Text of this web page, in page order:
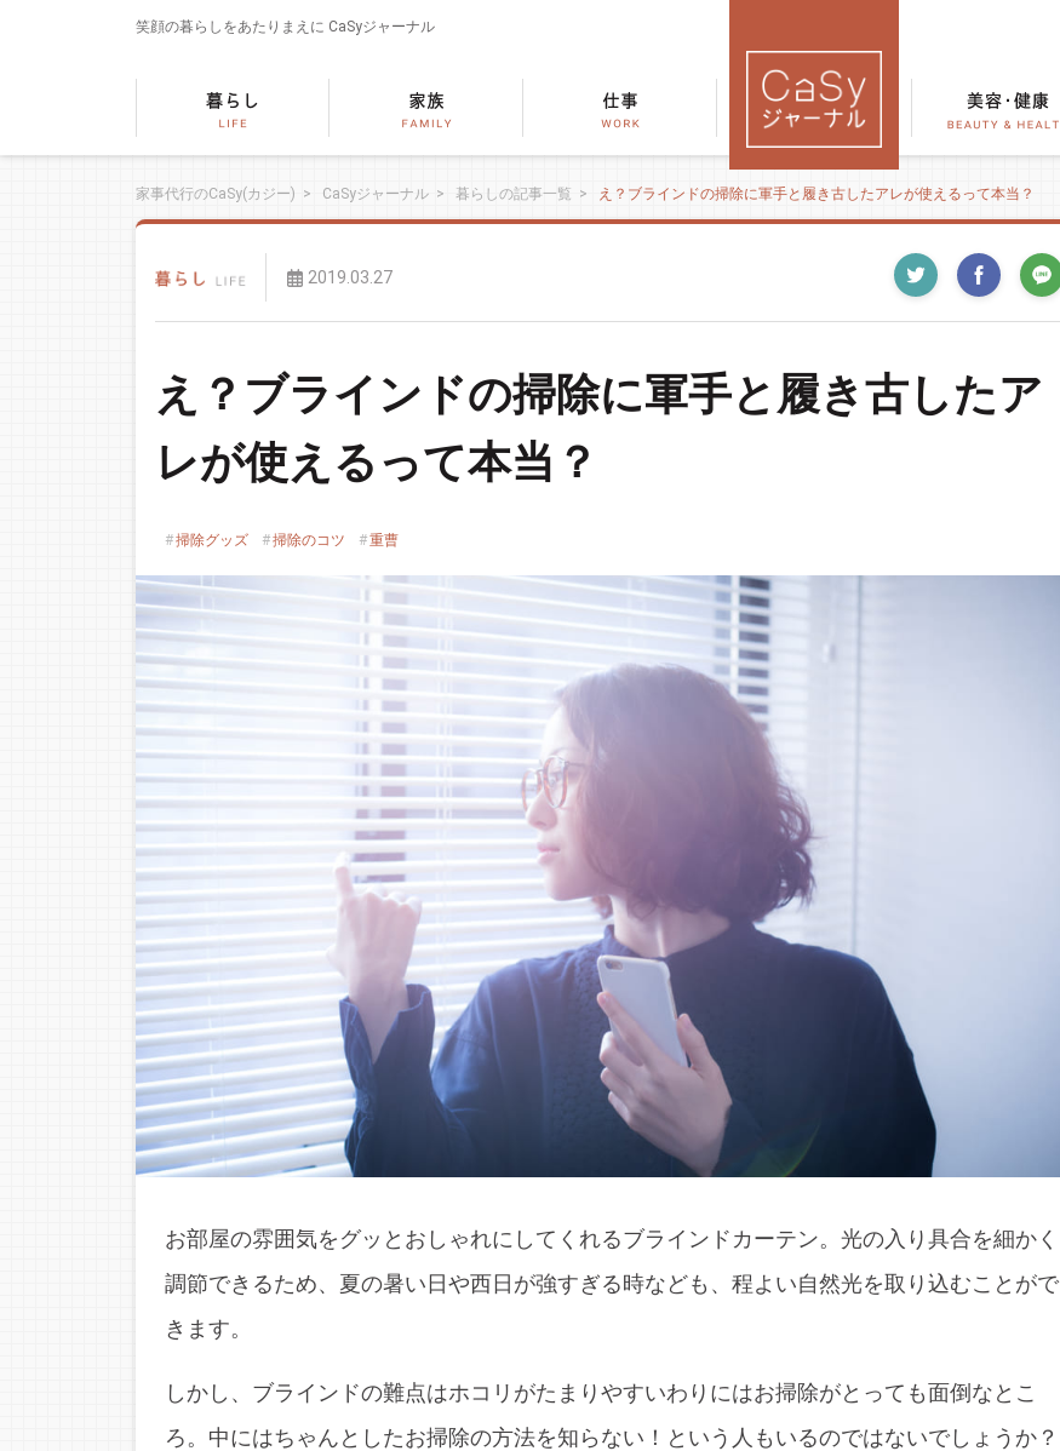
笑顔の暮らしをあたりまえに CaSyジャーナル
家事代行のCaSy(カジー) > CaSyジャーナル > 暮らしの記事一覧 > え？ブラインドの掃除に軍手と履き古したアレが使えるって本当？
2019.03.27
え？ブラインドの掃除に軍手と履き古したア
レが使えるって本当？
掃除グッズ 掃除のコツ 重曹
お部屋の雰囲気をグッとおしゃれにしてくれるブラインドカーテン。光の入り具合を細かく
調節できるため、夏の暑い日や西日が強すぎる時なども、程よい自然光を取り込むことがで
きます。
しかし、ブラインドの難点はホコリがたまりやすいわりにはお掃除がとっても面倒なとこ
ろ。中にはちゃんとしたお掃除の方法を知らない！という人もいるのではないでしょうか？